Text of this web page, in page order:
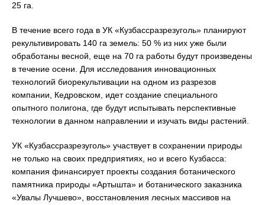
25 га.
В течение всего года в УК «Кузбассразрезуголь» планируют
рекультивировать 140 га земель: 50 % из них уже были
обработаны весной, еще на 70 га работы будут произведены
в течение осени. Для исследования инновационных
технологий биорекультивации на одном из разрезов
компании, Кедровском, идет создание специального
опытного полигона, где будут испытывать перспективные
технологии в данном направлении и изучать виды растений.
УК «Кузбассразрезуголь» участвует в сохранении природы
не только на своих предприятиях, но и всего Кузбасса:
компания финансирует проекты создания ботанического
памятника природы «Артышта» и ботанического заказника
«Увалы Лучшево», восстановления лесных массивов на